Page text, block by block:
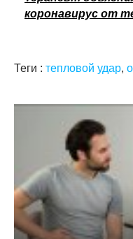
коронавирус от
Теги : тепловой удар,